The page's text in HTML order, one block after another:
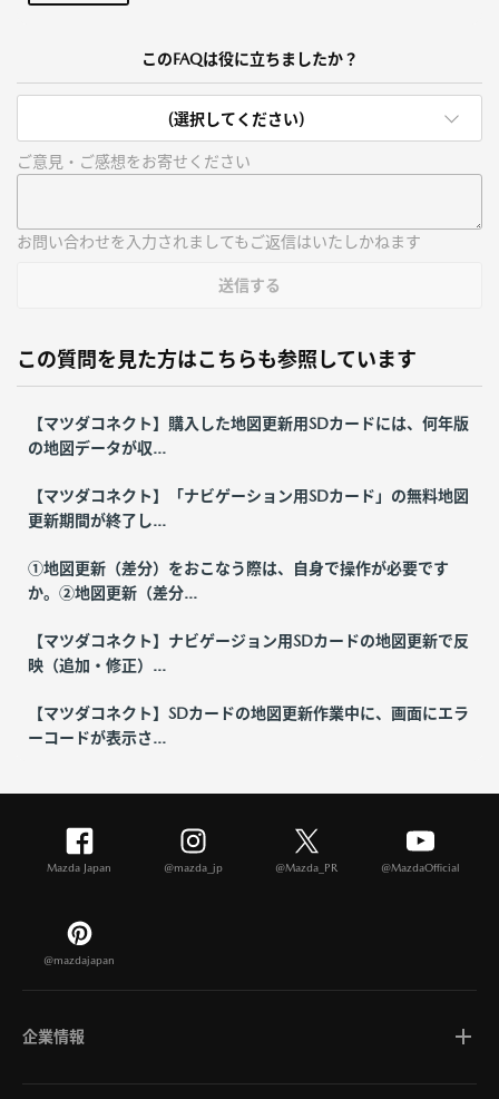
このFAQは役に立ちましたか？
(選択してください)
ご意見・ご感想をお寄せください
お問い合わせを入力されましてもご返信はいたしかねます
送信する
この質問を見た方はこちらも参照しています
【マツダコネクト】購入した地図更新用SDカードには、何年版
の地図データが収...
【マツダコネクト】「ナビゲーション用SDカード」の無料地図
更新期間が終了し...
①地図更新（差分）をおこなう際は、自身で操作が必要です
か。②地図更新（差分...
【マツダコネクト】ナビゲージョン用SDカードの地図更新で反
映（追加・修正）...
【マツダコネクト】SDカードの地図更新作業中に、画面にエラ
ーコードが表示さ...
Mazda Japan @mazda_jp @Mazda_PR @MazdaOfficial
@mazdajapan
企業情報